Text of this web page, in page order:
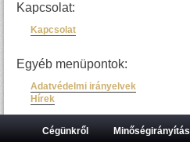
Kapcsolat:
Kapcsolat
Egyéb menüpontok:
Adatvédelmi irányelvek
Hírek
Cégünkről Minőségirányítás